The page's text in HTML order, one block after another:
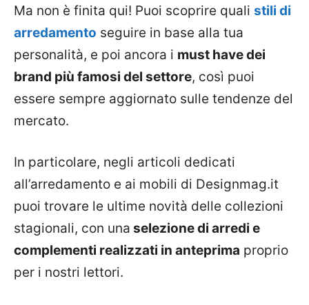
Ma non è finita qui! Puoi scoprire quali stili di
arredamento seguire in base alla tua
personalità, e poi ancora i must have dei
brand più famosi del settore, così puoi
essere sempre aggiornato sulle tendenze del
mercato.
In particolare, negli articoli dedicati
all’arredamento e ai mobili di Designmag.it
puoi trovare le ultime novità delle collezioni
stagionali, con una selezione di arredi e
complementi realizzati in anteprima proprio
per i nostri lettori.